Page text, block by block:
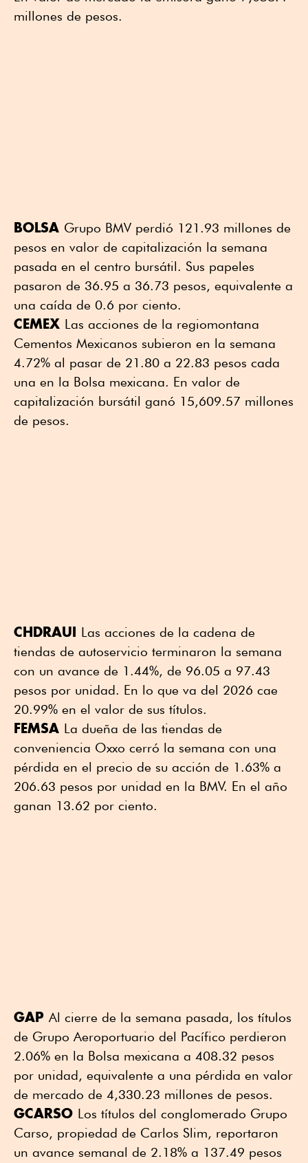
millones de pesos.
BOLSA Grupo BMV perdió 121.93 millones de
pesos en valor de capitalización la semana
pasada en el centro bursátil. Sus papeles
pasaron de 36.95 a 36.73 pesos, equivalente a
una caída de 0.6 por ciento.
CEMEX Las acciones de la regiomontana
Cementos Mexicanos subieron en la semana
4.72% al pasar de 21.80 a 22.83 pesos cada
una en la Bolsa mexicana. En valor de
capitalización bursátil ganó 15,609.57 millones
de pesos.
CHDRAUI Las acciones de la cadena de
tiendas de autoservicio terminaron la semana
con un avance de 1.44%, de 96.05 a 97.43
pesos por unidad. En lo que va del 2026 cae
20.99% en el valor de sus títulos.
FEMSA La dueña de las tiendas de
conveniencia Oxxo cerró la semana con una
pérdida en el precio de su acción de 1.63% a
206.63 pesos por unidad en la BMV. En el año
ganan 13.62 por ciento.
GAP Al cierre de la semana pasada, los títulos
de Grupo Aeroportuario del Pacífico perdieron
2.06% en la Bolsa mexicana a 408.32 pesos
por unidad, equivalente a una pérdida en valor
de mercado de 4,330.23 millones de pesos.
GCARSO Los títulos del conglomerado Grupo
Carso, propiedad de Carlos Slim, reportaron
un avance semanal de 2.18% a 137.49 pesos